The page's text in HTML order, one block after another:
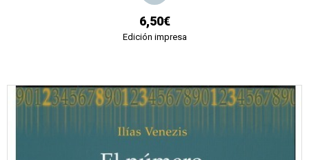
6,50€
Edición impresa